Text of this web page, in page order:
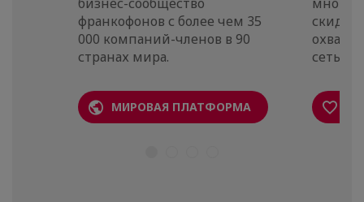
франкофонов с более чем 35
000 компаний-членов в 90
странах мира.
МИРОВАЯ ПЛАТФОРМА
сетью